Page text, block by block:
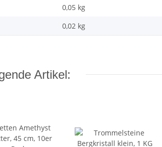
0,05 kg
0,02 kg
Artikel: